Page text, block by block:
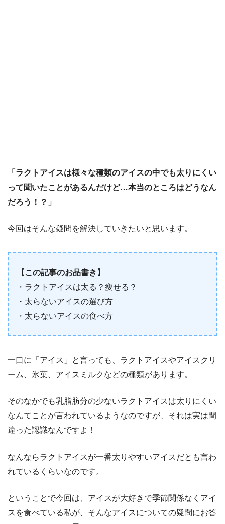
「ラクトアイスは様々な種類のアイスの中でも太りにくい
って聞いたことがあるんだけど…本当のところはどうなん
だろう！？」
今回はそんな疑問を解決していきたいと思います。
【この記事のお品書き】
・ラクトアイスは太る？痩せる？
・太らないアイスの選び方
・太らないアイスの食べ方
一口に「アイス」と言っても、ラクトアイスやアイスクリ
ーム、氷菓、アイスミルクなどの種類があります。
そのなかでも乳脂肪分の少ないラクトアイスは太りにくい
なんてことが言われているようなのですが、それは実は間
違った認識なんですよ！
なんならラクトアイスが一番太りやすいアイスだとも言わ
れているくらいなのです。
ということで今回は、アイスが大好きで季節関係なくアイ
スを食べている私が、そんなアイスについての疑問にお答